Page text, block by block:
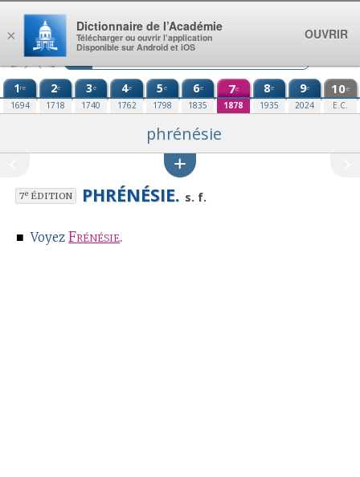
Aller au contenu
1re
1694
2e
1718
3e
1740
4e
1762
5e
1798
6e
1835
7e
1878
8e
1935
9e
2024
10e
E.C.
phrénésie
7eÉDITION PHRÉNÉSIE. s. f.
■Voyez Frénésie.
×
Dictionnaire de l’Académie
Télécharger ou ouvrir l’application
Disponible sur Android et iOS
OUVRIR